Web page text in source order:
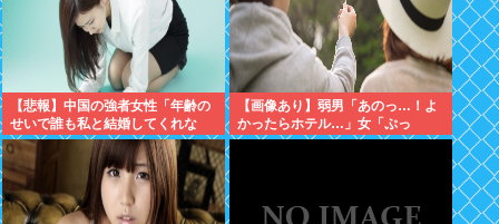
【悲報】中国の強者女性「年齢の
せいで誰も私と結婚してくれな
い！！」⇒ (※画像あり)
【画像あり】弱男「あのっ…！よ
かったらホテル…」女「ぷっ
www」⇒！